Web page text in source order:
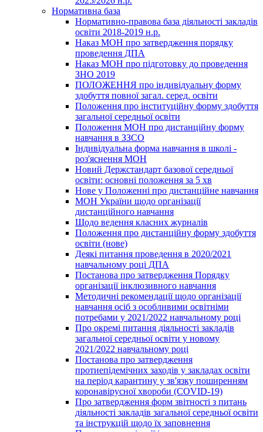
Нормативна база
Нормативно-правова база діяльності закладів
освіти 2018-2019 н.р.
Наказ МОН про затвердження порядку
проведення ДПА
Наказ МОН про підготовку до проведення
ЗНО 2019
ПОЛОЖЕННЯ про індивідуальну форму
здобуття повної загал. серед. освіти
Положення про інституційну форму здобуття
загальної середньої освіти
Положення МОН про дистанційну форму
навчання в ЗЗСО
Індивідуальна форма навчання в школі -
роз'яснення МОН
Новий Держстандарт базової середньої
освіти: основні положення за 5 хв
Нове у Положенні про дистанційне навчання
МОН України щодо організації
дистанційного навчання
Щодо ведення класних журналів
Положення про дистанційну форму здобуття
освіти (нове)
Деякі питання проведення в 2020/2021
навчальному році ДПА
Постанова про затвердження Порядку
організації інклюзивного навчання
Методичні рекомендації щодо організації
навчання осіб з особливими освітніми
потребами у 2021/2022 навчальному році
Про окремі питання діяльності закладів
загальної середньої освіти у новому
2021/2022 навчальному році
Постанова про затвердження
протиепідемічних заходів у закладах освіти
на період карантину у зв'язку поширенням
коронавірусної хвороби (COVID-19)
Про затвердження форм звітності з питань
діяльності закладів загальної середньої освіти
та інструкцій щодо їх заповнення